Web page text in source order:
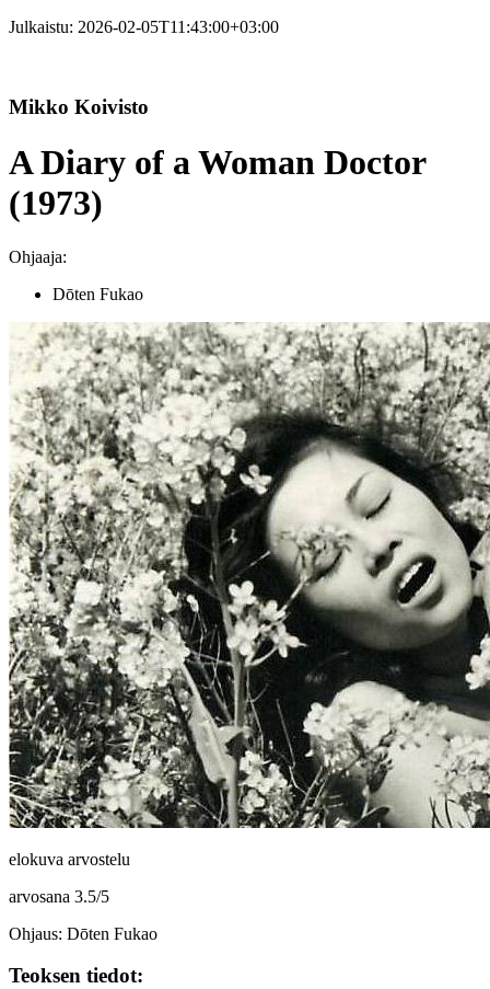
Julkaistu: 2026-02-05T11:43:00+03:00
Mikko Koivisto
A Diary of a Woman Doctor
(1973)
Ohjaaja:
Dōten Fukao
elokuva arvostelu
arvosana 3.5/5
Ohjaus: Dōten Fukao
Teoksen tiedot: